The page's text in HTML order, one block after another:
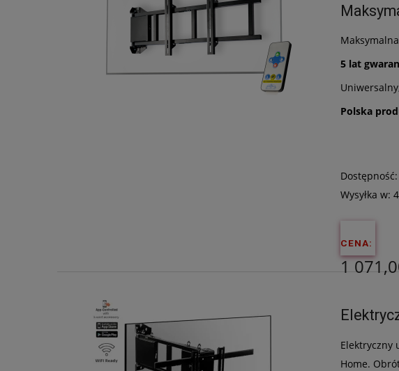
Maksymalna
5 lat
Polska
Dostępność:
Wysyłka w:
CENA:
1
870,73
Elektryczny
Home.